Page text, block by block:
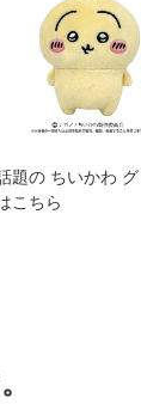
題の ちいかわ
こちら